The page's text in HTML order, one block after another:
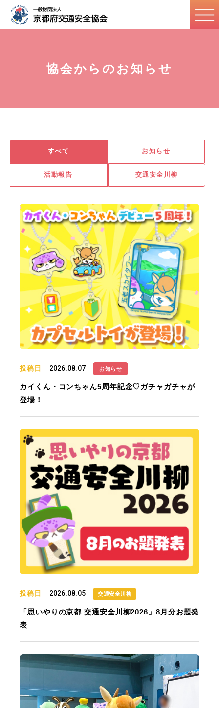
協会からのお知らせ
すべて お知らせ
活動報告 交通安全川柳
投稿日 2026.08.07 お知らせ
カイくん・コンちゃん5周年記念♡ガチャガチャが
登場！
投稿日 2026.08.05 交通安全川柳
「思いやりの京都 交通安全川柳2026」8月分お題発
表